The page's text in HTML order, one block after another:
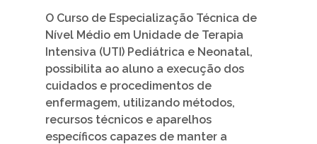
O Curso de Especialização Técnica de
Nível Médio em Unidade de Terapia
Intensiva (UTI) Pediátrica e Neonatal,
possibilita ao aluno a execução dos
cuidados e procedimentos de
enfermagem, utilizando métodos,
recursos técnicos e aparelhos
específicos capazes de manter a